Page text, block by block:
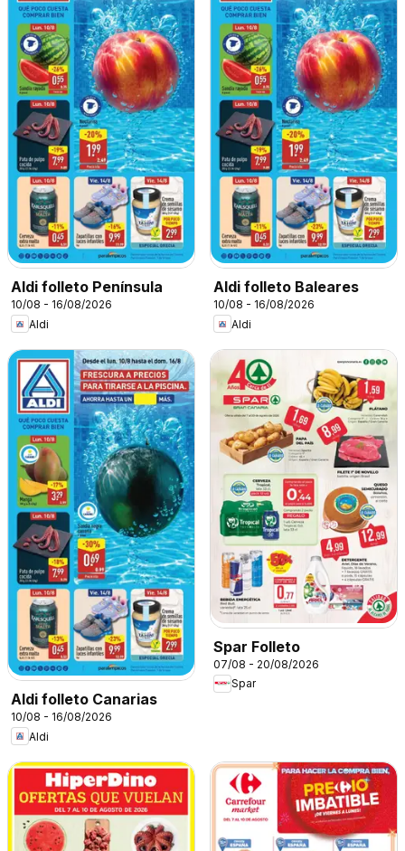
Aldi folleto Península
10/08 - 16/08/2026
Aldi
Aldi folleto Baleares
10/08 - 16/08/2026
Aldi
Aldi folleto Canarias
10/08 - 16/08/2026
Aldi
Spar Folleto
07/08 - 20/08/2026
Spar